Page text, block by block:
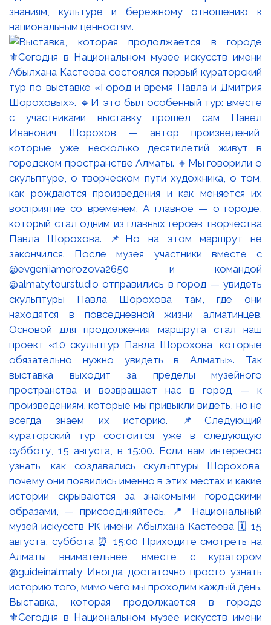
знаниям, культуре и бережному отношению к
национальным ценностям.
Выставка, которая продолжается в городе
⚜️Сегодня в Национальном музее искусств имени